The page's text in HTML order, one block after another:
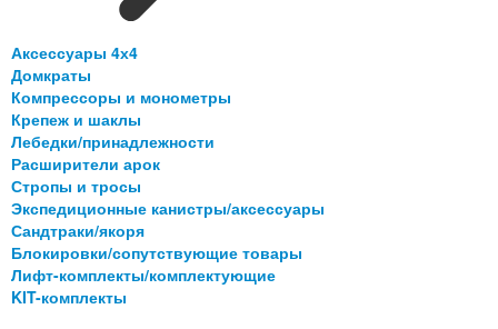
Аксессуары 4х4
Домкраты
Компрессоры и монометры
Крепеж и шаклы
Лебедки/принадлежности
Расширители арок
Стропы и тросы
Экспедиционные канистры/аксессуары
Сандтраки/якоря
Блокировки/сопутствующие товары
Лифт-комплекты/комплектующие
KIT-комплекты